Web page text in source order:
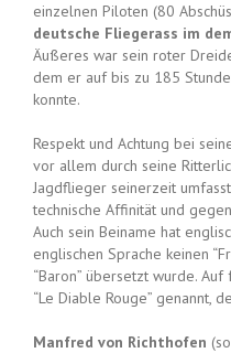
einzelnen Piloten (80
deutsche Fliegerass im
Äußeres war sein roter
dem er auf bis zu 185
konnte.
Respekt und Achtung bei
vor allem durch seine
Jagdflieger seinerzeit
technische Affinität und
Auch sein Beiname hat
englischen Sprache keinen
“Baron” übersetzt wurde.
“Le Diable Rouge” genannt,
Manfred von Richthofen